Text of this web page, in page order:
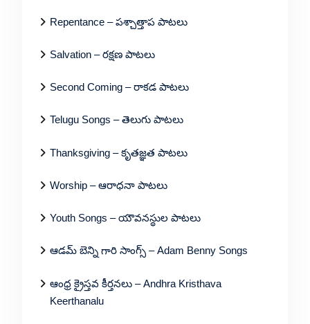
Repentance – పశ్చాత్తాప పాటలు
Salvation – రక్షణ పాటలు
Second Coming – రాకడ పాటలు
Telugu Songs – తెలుగు పాటలు
Thanksgiving – కృతజ్ఞత పాటలు
Worship – ఆరాధనా పాటలు
Youth Songs – యౌవనస్థుల పాటలు
ఆడమ్ బెన్ని గారి సాంగ్స్ – Adam Benny Songs
ఆంధ్ర క్రైస్తవ కీర్తనలు – Andhra Kristhava
Keerthanalu